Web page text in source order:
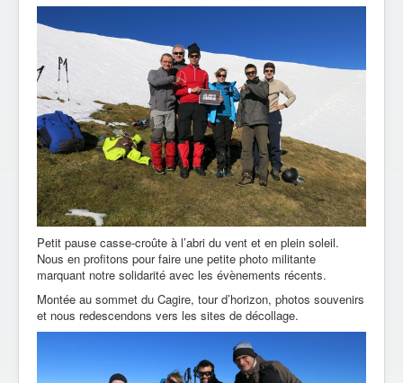
Petit pause casse-croûte à l’abri du vent et en plein soleil.
Nous en profitons pour faire une petite photo militante
marquant notre solidarité avec les évènements récents.
Montée au sommet du Cagire, tour d’horizon, photos souvenirs
et nous redescendons vers les sites de décollage.